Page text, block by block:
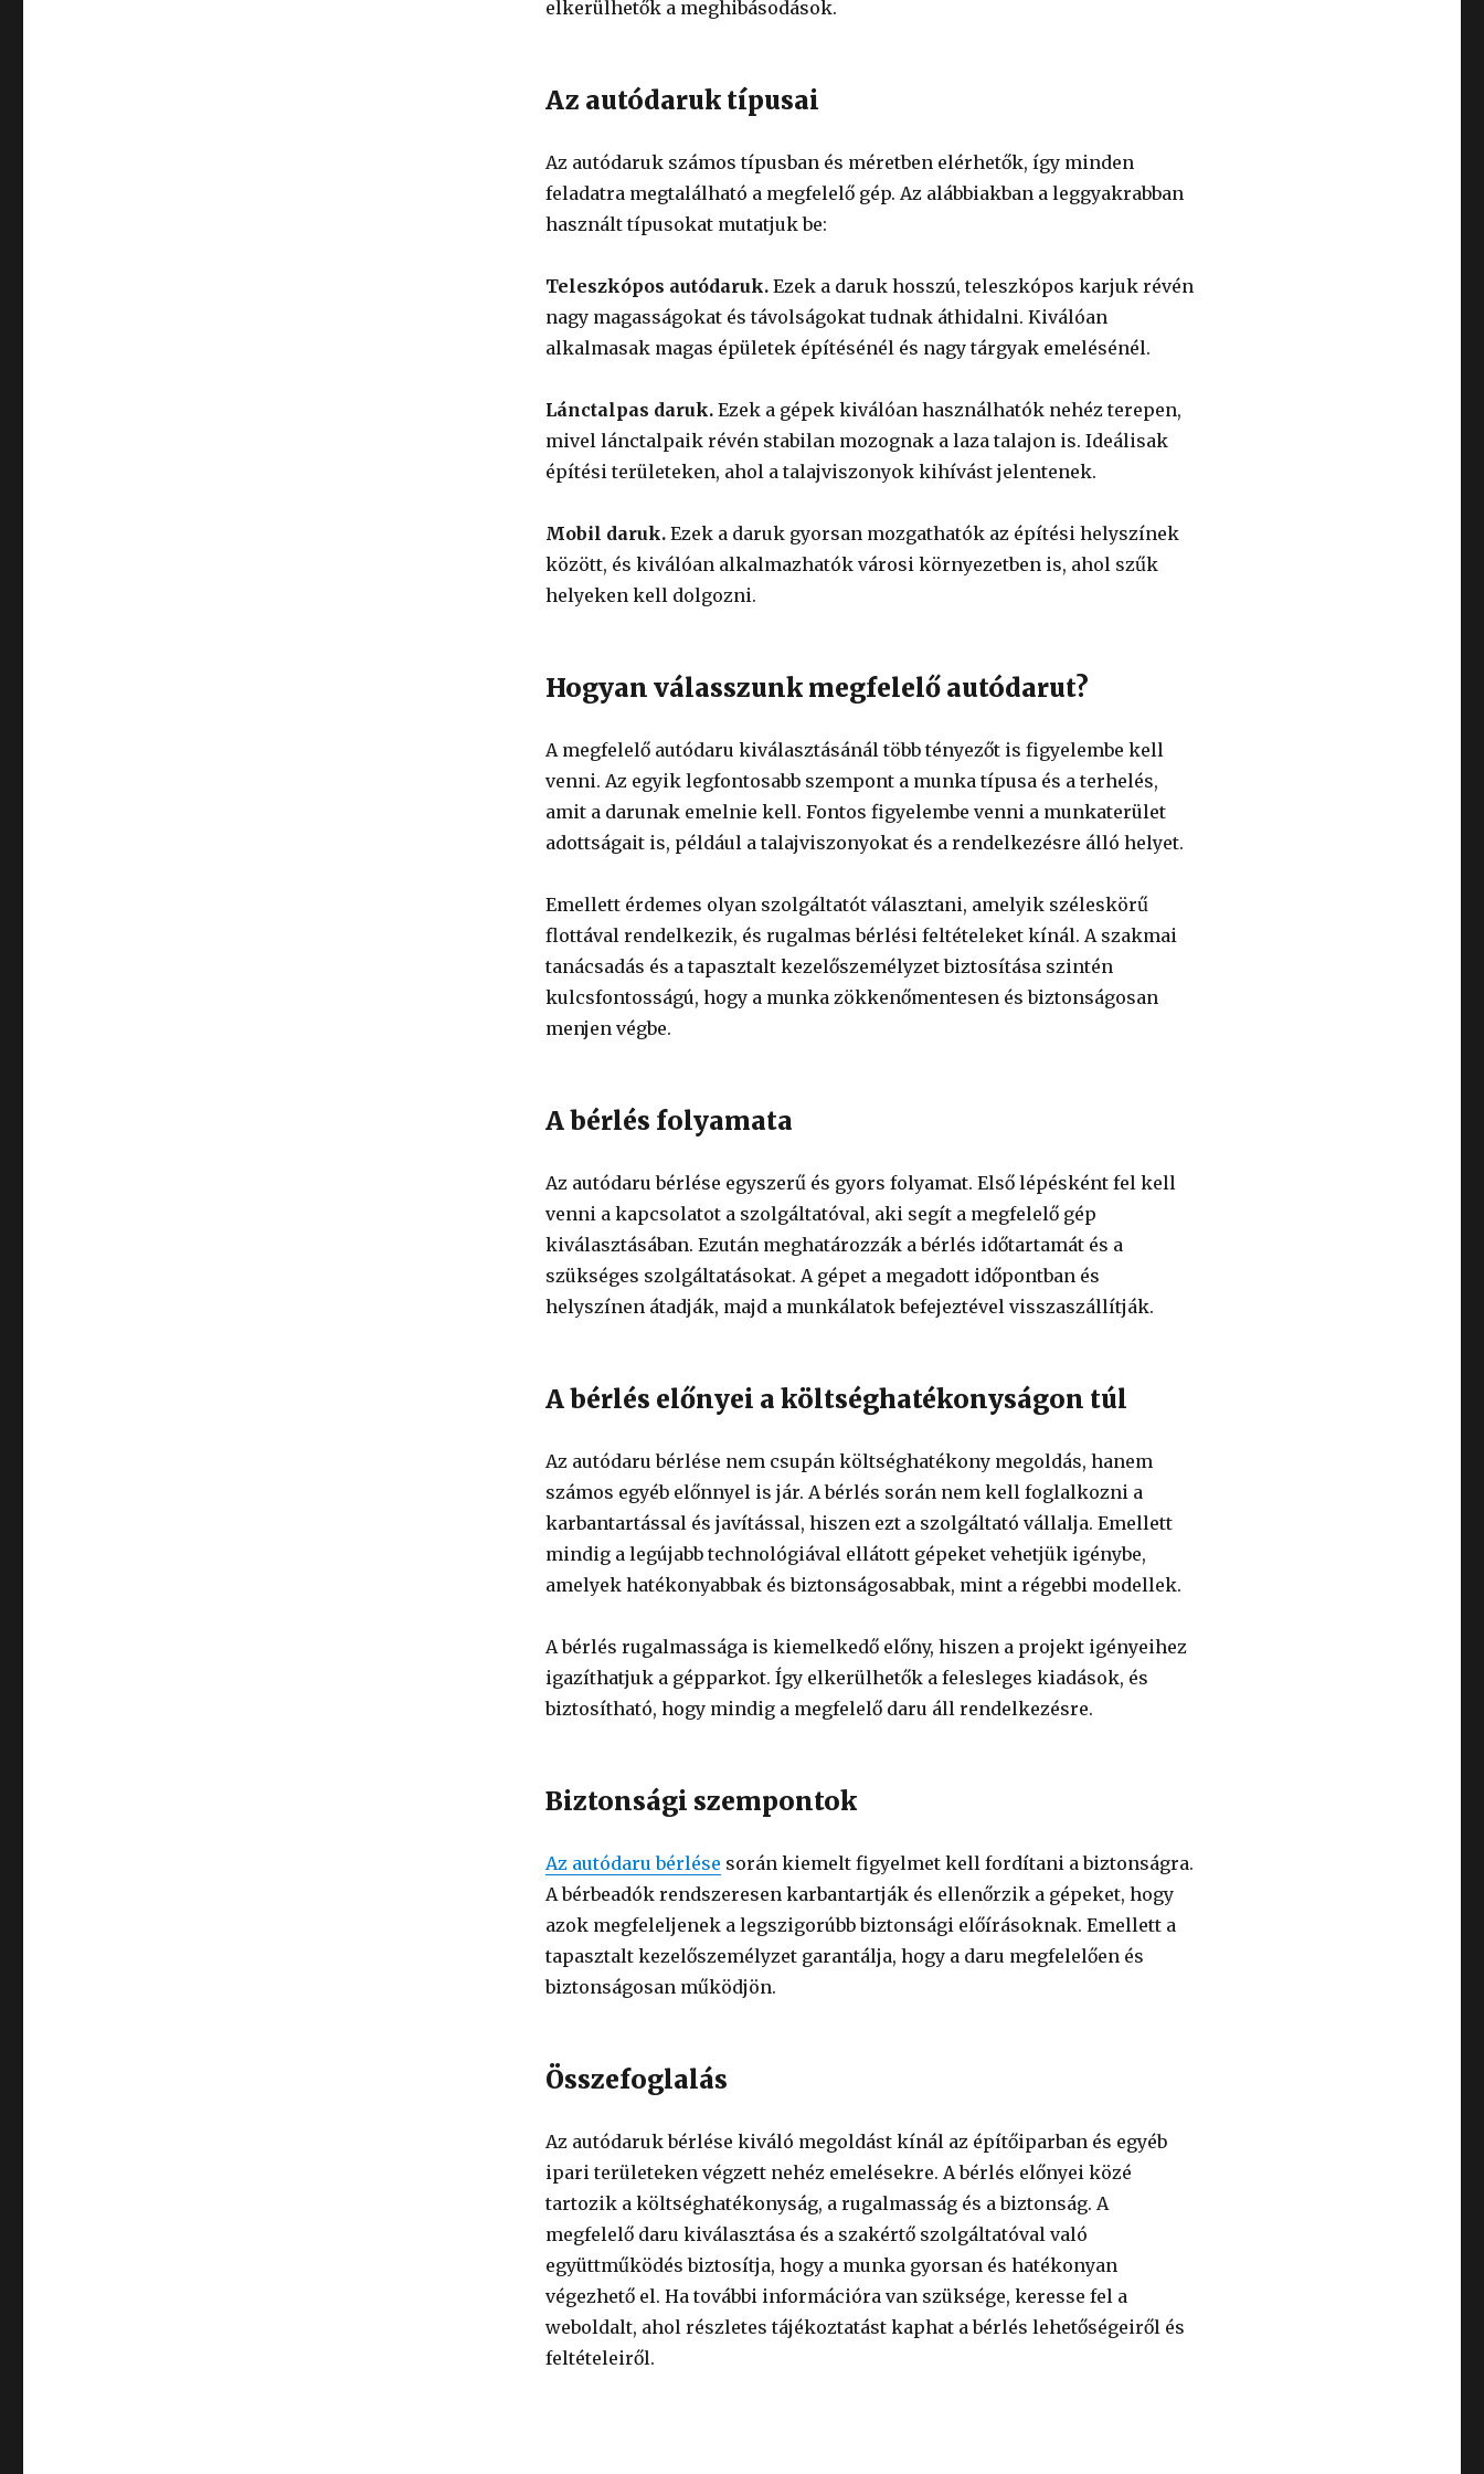
elkerülhetők a meghibásodások.
Az autódaruk típusai
Az autódaruk számos típusban és méretben elérhetők, így minden
feladatra megtalálható a megfelelő gép. Az alábbiakban a leggyakrabban
használt típusokat mutatjuk be:
Teleszkópos autódaruk.Ezek a daruk hosszú, teleszkópos karjuk révén
nagy magasságokat és távolságokat tudnak áthidalni. Kiválóan
alkalmasak magas épületek építésénél és nagy tárgyak emelésénél.
Lánctalpas daruk. Ezek a gépek kiválóan használhatók nehéz terepen,
mivel lánctalpaik révén stabilan mozognak a laza talajon is. Ideálisak
építési területeken, ahol a talajviszonyok kihívást jelentenek.
Mobil daruk. Ezek a daruk gyorsan mozgathatók az építési helyszínek
között, és kiválóan alkalmazhatók városi környezetben is, ahol szűk
helyeken kell dolgozni.
Hogyan válasszunk megfelelő autódarut?
A megfelelő autódaru kiválasztásánál több tényezőt is figyelembe kell
venni. Az egyik legfontosabb szempont a munka típusa és a terhelés,
amit a darunak emelnie kell. Fontos figyelembe venni a munkaterület
adottságait is, például a talajviszonyokat és a rendelkezésre álló helyet.
Emellett érdemes olyan szolgáltatót választani, amelyik széleskörű
flottával rendelkezik, és rugalmas bérlési feltételeket kínál. A szakmai
tanácsadás és a tapasztalt kezelőszemélyzet biztosítása szintén
kulcsfontosságú, hogy a munka zökkenőmentesen és biztonságosan
menjen végbe.
A bérlés folyamata
Az autódaru bérlése egyszerű és gyors folyamat. Első lépésként fel kell
venni a kapcsolatot a szolgáltatóval, aki segít a megfelelő gép
kiválasztásában. Ezután meghatározzák a bérlés időtartamát és a
szükséges szolgáltatásokat. A gépet a megadott időpontban és
helyszínen átadják, majd a munkálatok befejeztével visszaszállítják.
A bérlés előnyei a költséghatékonyságon túl
Az autódaru bérlése nem csupán költséghatékony megoldás, hanem
számos egyéb előnnyel is jár. A bérlés során nem kell foglalkozni a
karbantartással és javítással, hiszen ezt a szolgáltató vállalja. Emellett
mindig a legújabb technológiával ellátott gépeket vehetjük igénybe,
amelyek hatékonyabbak és biztonságosabbak, mint a régebbi modellek.
A bérlés rugalmassága is kiemelkedő előny, hiszen a projekt igényeihez
igazíthatjuk a gépparkot. Így elkerülhetők a felesleges kiadások, és
biztosítható, hogy mindig a megfelelő daru áll rendelkezésre.
Biztonsági szempontok
Az autódaru bérlése során kiemelt figyelmet kell fordítani a biztonságra.
A bérbeadók rendszeresen karbantartják és ellenőrzik a gépeket, hogy
azok megfeleljenek a legszigorúbb biztonsági előírásoknak. Emellett a
tapasztalt kezelőszemélyzet garantálja, hogy a daru megfelelően és
biztonságosan működjön.
Összefoglalás
Az autódaruk bérlése kiváló megoldást kínál az építőiparban és egyéb
ipari területeken végzett nehéz emelésekre. A bérlés előnyei közé
tartozik a költséghatékonyság, a rugalmasság és a biztonság. A
megfelelő daru kiválasztása és a szakértő szolgáltatóval való
együttműködés biztosítja, hogy a munka gyorsan és hatékonyan
végezhető el. Ha további információra van szüksége, keresse fel a
weboldalt, ahol részletes tájékoztatást kaphat a bérlés lehetőségeiről és
feltételeiről.